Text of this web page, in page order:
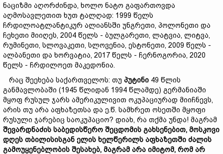
ნაციზმი აღორძინდა, ხოლო ნატო გაფართოვდა
აღმოსავლეთით ხუთ ტალღად: 1999 წელს
ჩრდილოატლანტიკურ ალიანსში უნგრეთი, პოლონეთი და
ჩეხეთი მიიღეს, 2004 წელს - ბულგარეთი, ლატვია, ლიტვა,
რუმინეთი, სლოვაკეთი, სლოვენია, ესტონეთი, 2009 წელს -
ალბანეთი და ხორვატია, 2017 წელს - ჩერნოგორია, 2020
წელს - ჩრდილოეთ მაკედონია.
რაც შეეხება საქართველოს: თუ პუტინი 49 წლის
განმავლობაში (1945 წლიდან 1994 წლამდე) გერმანიაში
მყოფ რუსულ ჯარს ამერიკულივით ოკუპაციურად მიიჩნევს,
არის თუ არა აფხაზეთსა და ე.წ. სამხრეთ ოსეთში მყოფი
რუსული ჯარებიც საოკუპაციო? დიახ, რა თქმა უნდა! მაგრამ
შევარდნაძის საბედისწერო შეცდომის გახსენებით, მოსკოვი
დღეს თბილისისგან ელის ხელწერილს აფხაზეთში ძალის
გამოუყენებლობის შესახებ, მაგრამ არა იმიტომ, რომ არ